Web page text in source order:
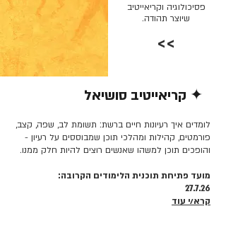
פסיכולוגיה וקריאייטיב
שיוצר תהודה.
>>
✦ קריאייטיב סושיאל
לומדים איך רעיונות חיים ברשת: תשומת לב, שפה, קצב,
פורמטים, קהילות ומהלכי תוכן שמבוססים על רעיון -
והופכים תוכן למשהו שאנשים רוצים להיות חלק ממנו.
מועד פתיחת תוכנית הלימודים הקרובה:
27.7.26
קרא/י עוד